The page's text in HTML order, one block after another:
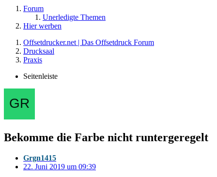
Forum
Unerledigte Themen
Hier werben
Offsetdrucker.net | Das Offsetdruck Forum
Drucksaal
Praxis
Seitenleiste
Bekomme die Farbe nicht runtergeregelt
Grgn1415
22. Juni 2019 um 09:39